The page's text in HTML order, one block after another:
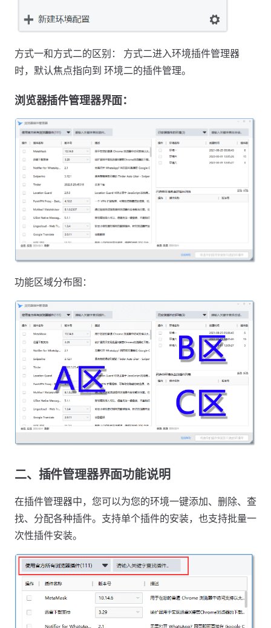
方式一和方式二的区别： 方式二进入环境插件管理器
时，默认焦点指向到 环境二的插件管理。
浏览器插件管理器界面：
功能区域分布图：
二、插件管理器界面功能说明
在插件管理器中，您可以为您的环境一键添加、删除、查
找、分配各种插件。支持单个插件的安装，也支持批量一
次性插件安装。